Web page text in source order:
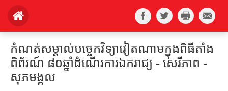
កំណត់សម្គាល់បច្ចេកវិទ្យាវៀតណាមក្នុងពិធីតាំង
ពិព័រណ៍ ៨០ឆ្នាំដំណើរការឯករាជ្យ - សេរីភាព -
សុភមង្គល